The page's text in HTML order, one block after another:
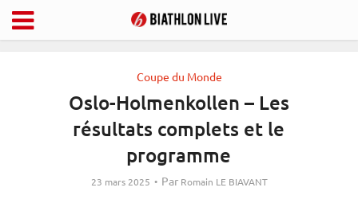
Coupe du Monde
Oslo-Holmenkollen – Les
résultats complets et le
programme
23 mars 2025 Par Romain LE BIAVANT